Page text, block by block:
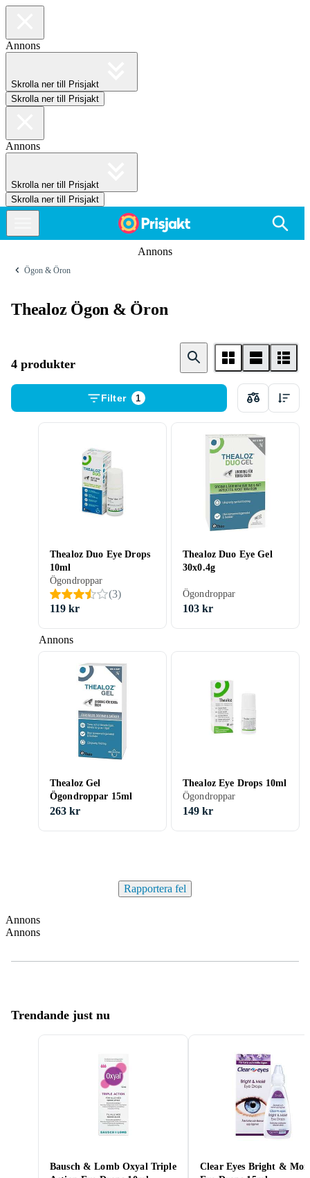
Annons
Skrolla ner till Prisjakt
Skrolla ner till Prisjakt
Annons
Skrolla ner till Prisjakt
Skrolla ner till Prisjakt
Annons
Ögon & Öron
Thealoz Ögon & Öron
4 produkter
Filter 1
Annons
Thealoz Duo Eye Drops
10ml
Ögondroppar
(3)
119 kr
Thealoz Duo Eye Gel
30x0.4g
Ögondroppar
103 kr
Thealoz Gel
Ögondroppar 15ml
263 kr
Thealoz Eye Drops 10ml
Ögondroppar
149 kr
Rapportera fel
Annons
Annons
Trendande just nu
Bausch & Lomb Oxyal Triple
Clear Eyes Bright &